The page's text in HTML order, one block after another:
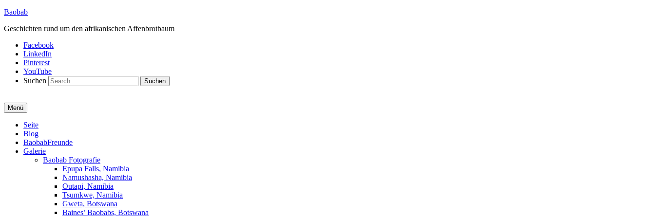
Baobab
Geschichten rund um den afrikanischen Affenbrotbaum
Facebook
LinkedIn
Pinterest
YouTube
Suchen
Menü
Primäres
Menü
Seite
Blog
BaobabFreunde
Galerie
Baobab Fotografie
Epupa Falls, Namibia
Namushasha, Namibia
Outapi, Namibia
Tsumkwe, Namibia
Gweta, Botswana
Baines’ Baobabs, Botswana